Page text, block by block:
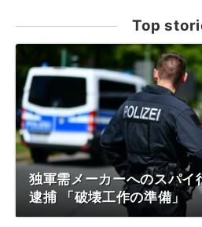
Top
独軍需メーカーへのスパイ
逮捕 「破壊工作の準備」